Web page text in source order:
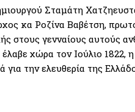
Σταμάτη
κα Ροζίνα Βαβέτση,
στους γενναίους αυτούς
χώρα τον Ιούλιο
την ελευθερία της